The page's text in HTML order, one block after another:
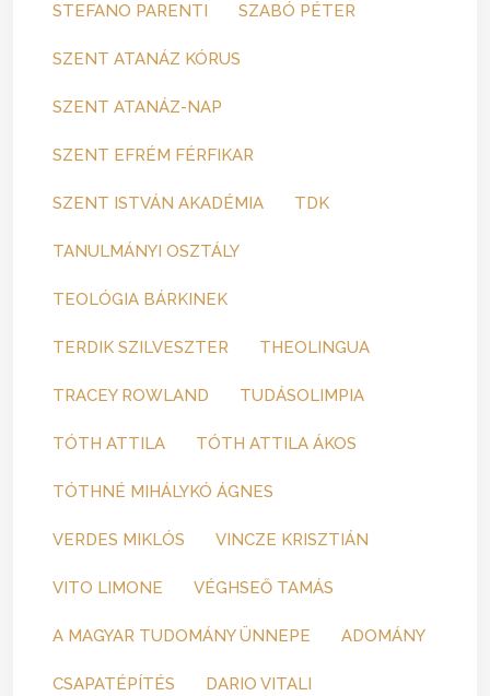
STEFANO PARENTI SZABÓ PÉTER
SZENT ATANÁZ KÓRUS
SZENT ATANÁZ-NAP
SZENT EFRÉM FÉRFIKAR
SZENT ISTVÁN AKADÉMIA TDK
TANULMÁNYI OSZTÁLY
TEOLÓGIA BÁRKINEK
TERDIK SZILVESZTER THEOLINGUA
TRACEY ROWLAND TUDÁSOLIMPIA
TÓTH ATTILA TÓTH ATTILA ÁKOS
TÓTHNÉ MIHÁLYKÓ ÁGNES
VERDES MIKLÓS VINCZE KRISZTIÁN
VITO LIMONE VÉGHSEŐ TAMÁS
A MAGYAR TUDOMÁNY ÜNNEPE ADOMÁNY
CSAPATÉPÍTÉS DARIO VITALI